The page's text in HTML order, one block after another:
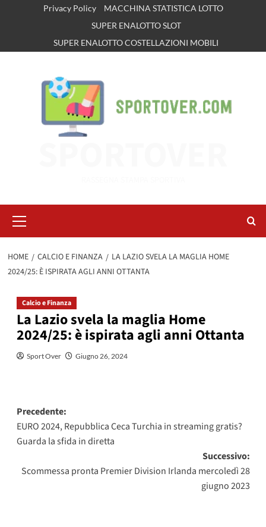
Privacy Policy
MACCHINA STATISTICA LOTTO
SUPER ENALOTTO SLOT
SUPER ENALOTTO COSTELLAZIONI MOBILI
principale
HOME CALCIO E FINANZA
LA LAZIO SVELA LA MAGLIA HOME
2024/25: È ISPIRATA AGLI ANNI OTTANTA
Calcio e Finanza
La Lazio svela la maglia Home
2024/25: è ispirata agli anni Ottanta
Sport Over Giugno 26, 2024
Navigazione
articolo
Precedente:
EURO 2024, Repubblica Ceca Turchia in streaming gratis?
Guarda la sfida in diretta
Successivo:
Scommessa pronta Premier Division Irlanda mercoledì 28
giugno 2023